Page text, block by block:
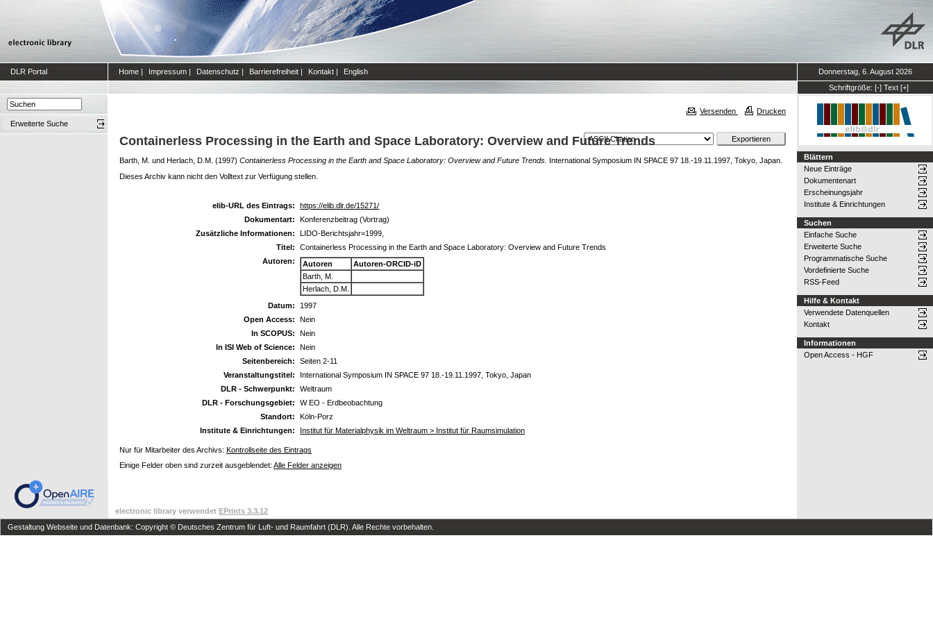
DLR Portal Home | Impressum | Datenschutz | Barrierefreiheit | Kontakt | English
Donnerstag, 6. August 2026
Schriftgröße: [-] Text [+]
Erweiterte Suche
Versenden Drucken
Containerless Processing in the Earth and Space Laboratory: Overview and Future Trends
Barth, M. und Herlach, D.M. (1997) Containerless Processing in the Earth and Space Laboratory: Overview and Future Trends. International Symposium IN SPACE 97 18.-19.11.1997, Tokyo, Japan.
Dieses Archiv kann nicht den Volltext zur Verfügung stellen.
elib-URL des Eintrags:
https://elib.dlr.de/15271/
Dokumentart:
Konferenzbeitrag (Vortrag)
Zusätzliche Informationen:
LIDO-Berichtsjahr=1999,
Titel:
Containerless Processing in the Earth and Space Laboratory: Overview and Future Trends
Autoren:
Autoren
Autoren-ORCID-iD
Barth, M.
Herlach, D.M.
Datum:
1997
Open Access:
Nein
In SCOPUS:
Nein
In ISI Web of Science:
Nein
Seitenbereich:
Seiten 2-11
Veranstaltungstitel:
International Symposium IN SPACE 97 18.-19.11.1997, Tokyo, Japan
DLR - Schwerpunkt:
Weltraum
DLR - Forschungsgebiet:
W EO - Erdbeobachtung
Standort:
Köln-Porz
Institute & Einrichtungen:
Institut für Materialphysik im Weltraum > Institut für Raumsimulation
Nur für Mitarbeiter des Archivs: Kontrollseite des Eintrags
Einige Felder oben sind zurzeit ausgeblendet: Alle Felder anzeigen
Blättern
Neue Einträge
Dokumentenart
Erscheinungsjahr
Institute & Einrichtungen
Suchen
Einfache Suche
Erweiterte Suche
Programmatische Suche
Vordefinierte Suche
RSS-Feed
Hilfe & Kontakt
Verwendete Datenquellen
Kontakt
Informationen
Open Access - HGF
electronic library verwendet EPrints 3.3.12
Gestaltung Webseite und Datenbank: Copyright © Deutsches Zentrum für Luft- und Raumfahrt (DLR). Alle Rechte vorbehalten.